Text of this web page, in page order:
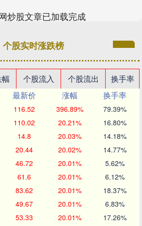
炒股文章已加载完成
个股实时涨跌榜
个股流入 个股流出
换手率
最新价 涨幅
换手率
116.52 396.89% 79.39%
110.02 20.21% 16.80%
14.8 20.03% 14.18%
20.44 20.02% 14.77%
46.72 20.01% 5.62%
61.6 20.01% 6.12%
83.62 20.01% 18.37%
49.67 20.01% 6.83%
53.33 20.01% 17.26%